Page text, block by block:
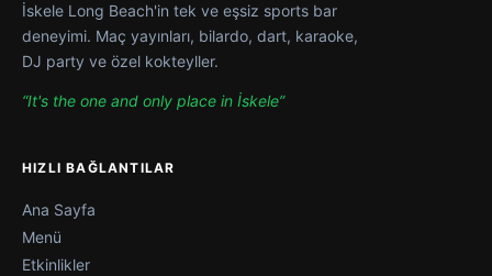
İskele Long Beach'in tek ve eşsiz sports bar
deneyimi. Maç yayınları, bilardo, dart, karaoke,
DJ party ve özel kokteyller.
“It's the one and only place in İskele”
HIZLI BAĞLANTILAR
Ana Sayfa
Menü
Etkinlikler